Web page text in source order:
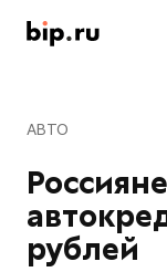
АВТО
рублей